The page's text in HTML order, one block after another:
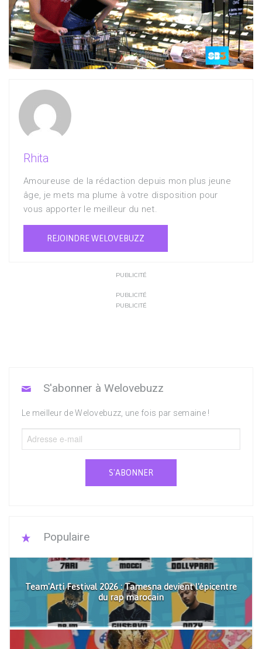
Rhita
Amoureuse de la rédaction depuis mon plus jeune
âge, je mets ma plume à votre disposition pour
vous apporter le meilleur du net.
REJOINDRE WELOVEBUZZ
PUBLICITÉ
PUBLICITÉ
PUBLICITÉ
S'abonner à Welovebuzz
Le meilleur de Welovebuzz, une fois par semaine !
S'ABONNER
Populaire
Team'Arti Festival 2026 : Tamesna devient l'épicentre
du rap marocain